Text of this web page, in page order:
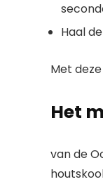
Haal
Met
Het
van de